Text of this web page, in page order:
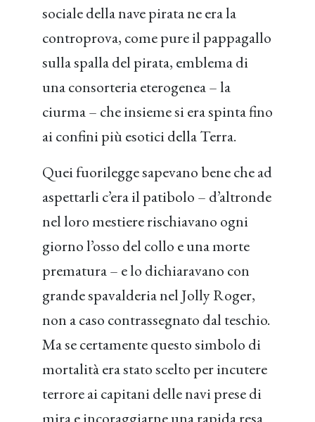
sociale della nave pirata ne era la
controprova, come pure il pappagallo
sulla spalla del pirata, emblema di
una consorteria eterogenea – la
ciurma – che insieme si era spinta fino
ai confini più esotici della Terra.
Quei fuorilegge sapevano bene che ad
aspettarli c’era il patibolo – d’altronde
nel loro mestiere rischiavano ogni
giorno l’osso del collo e una morte
prematura – e lo dichiaravano con
grande spavalderia nel Jolly Roger,
non a caso contrassegnato dal teschio.
Ma se certamente questo simbolo di
mortalità era stato scelto per incutere
terrore ai capitani delle navi prese di